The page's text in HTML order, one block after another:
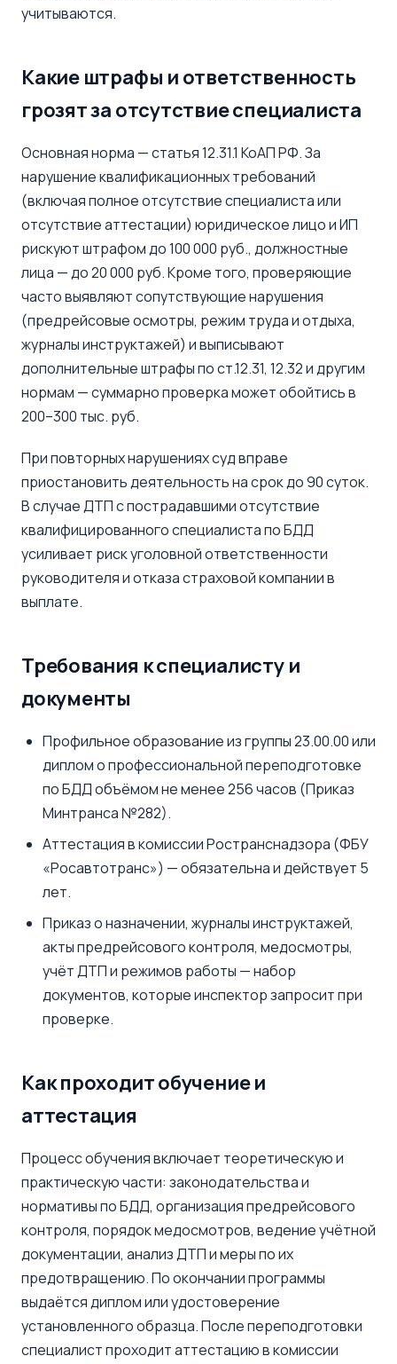
учитываются.
Какие штрафы и ответственность
грозят за отсутствие специалиста
Основная норма — статья 12.31.1 КоАП РФ. За
нарушение квалификационных требований
(включая полное отсутствие специалиста или
отсутствие аттестации) юридическое лицо и ИП
рискуют штрафом до 100 000 руб., должностные
лица — до 20 000 руб. Кроме того, проверяющие
часто выявляют сопутствующие нарушения
(предрейсовые осмотры, режим труда и отдыха,
журналы инструктажей) и выписывают
дополнительные штрафы по ст.12.31, 12.32 и другим
нормам — суммарно проверка может обойтись в
200–300 тыс. руб.
При повторных нарушениях суд вправе
приостановить деятельность на срок до 90 суток.
В случае ДТП с пострадавшими отсутствие
квалифицированного специалиста по БДД
усиливает риск уголовной ответственности
руководителя и отказа страховой компании в
выплате.
Требования к специалисту и
документы
Профильное образование из группы 23.00.00 или
диплом о профессиональной переподготовке
по БДД объёмом не менее 256 часов (Приказ
Минтранса №282).
Аттестация в комиссии Ространснадзора (ФБУ
«Росавтотранс») — обязательна и действует 5
лет.
Приказ о назначении, журналы инструктажей,
акты предрейсового контроля, медосмотры,
учёт ДТП и режимов работы — набор
документов, которые инспектор запросит при
проверке.
Как проходит обучение и
аттестация
Процесс обучения включает теоретическую и
практическую части: законодательства и
нормативы по БДД, организация предрейсового
контроля, порядок медосмотров, ведение учётной
документации, анализ ДТП и меры по их
предотвращению. По окончании программы
выдаётся диплом или удостоверение
установленного образца. После переподготовки
специалист проходит аттестацию в комиссии